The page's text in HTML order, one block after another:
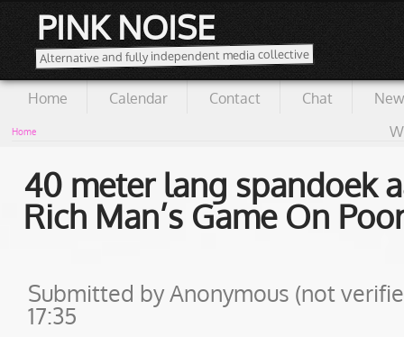
PINK NOISE
Alternative and fully independent media collective
Home Calendar Contact Chat
Home
40 meter lang spandoek
Rich Man’s Game On
Submitted byAnonymous (not
17:35